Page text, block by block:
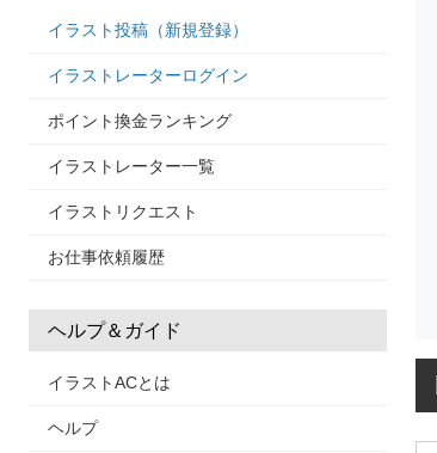
イラスト投稿（新規登録）
イラストレーターログイン
ポイント換金ランキング
イラストレーター一覧
イラストリクエスト
お仕事依頼履歴
ヘルプ＆ガイド
イラストACとは
ヘルプ